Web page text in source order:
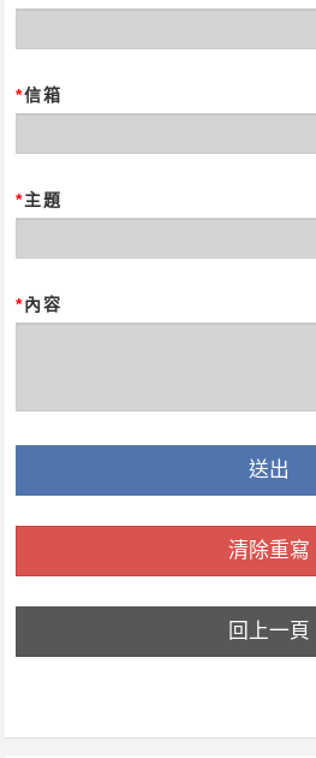
*信箱
*主題
*內容
送出
清除重寫
回上一頁